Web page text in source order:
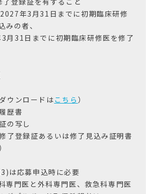
年3月31日までに初期臨床研修
みの者、
月31日までに初期臨床研修医を修了
ウンロードは こちら ）
歴書
の写し
了登録証あるいは修了見込み証明書
は応募申込時に必要
専門医と外科専門医、救急科専門医